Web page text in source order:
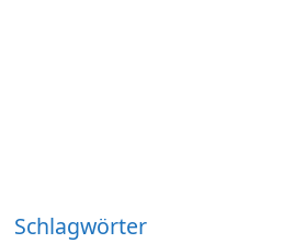
Schlagwörter